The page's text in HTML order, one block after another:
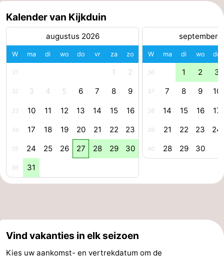
Praktisch
Route
Waddenhoppen
Reisboekenwinkel
Nieuws
Medische
Friesland
-
Kalender van Kijkduin
augustus 2026
W ma di wo do vr za zo
31 1 2
32 3 4 5 6 7 8 9
33 10 11 12 13 14 15 16
34 17 18 19 20 21 22 23
35 24 25 26 27 28 29 30
36 31
september
W ma di wo do
36 1 2 3
37 7 8 9 10
38 14 15 16 17
39 21 22 23 24
40 28 29 30
Vind vakanties in elk seizoen
Kies uw aankomst- en vertrekdatum om de